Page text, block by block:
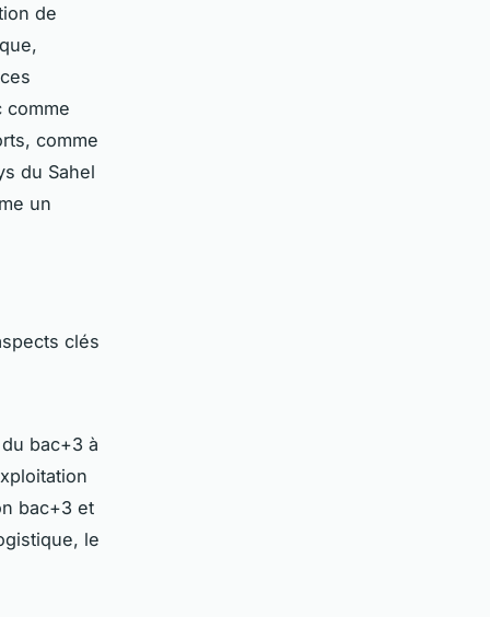
de
comme
comme
du Sahel
un
clés
bac+3 à
bac+3 et
le